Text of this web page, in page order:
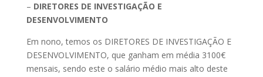
– DIRETORES DE INVESTIGAÇÃO E
DESENVOLVIMENTO
Em nono, temos os DIRETORES DE INVESTIGAÇÃO E
DESENVOLVIMENTO, que ganham em média 3100€
mensais, sendo este o salário médio mais alto deste